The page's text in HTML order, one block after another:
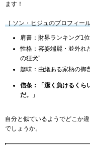
ます！
［ ソン・ヒジュのプロフィー
肩書：財界ランキング1
性格：容姿端麗・並外れ
の狂犬”
趣味：由緒ある家柄の御
信条：「潔く負けるくら
だ。」
自分と似ているようでどこか
でしょうか。